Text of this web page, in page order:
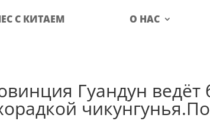
С КИТАЕМ О НАС
Гуандун